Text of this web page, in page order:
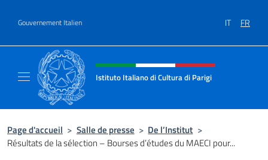
Gouvernement Italien IT FR
Site Web, social et en-tête de
Istituto Italiano di Cultura di Parigi
Page d'accueil > Salle de presse > De l’Institut >
Résultats de la sélection – Bourses d’études du MAECI pour...